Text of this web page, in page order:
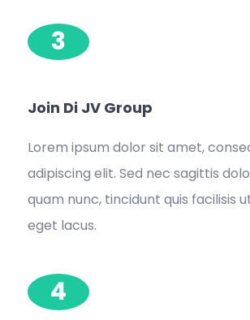
3
Join Di JV Group
Lorem ipsum dolor sit amet,
adipiscing elit. Sed nec sagittis
quam nunc, tincidunt quis facilisis
eget lacus.
4